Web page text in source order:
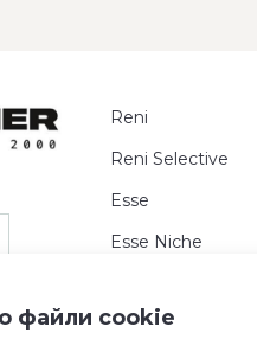
Reni
Reni Selective
Esse
Esse Niche
файли cookie